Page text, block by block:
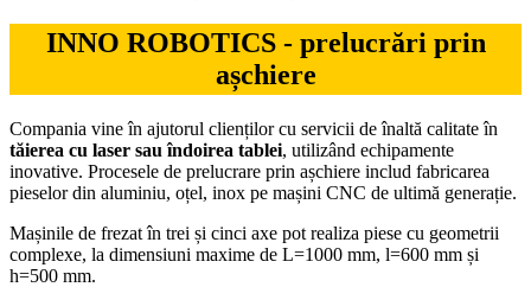
INNO ROBOTICS - prelucrări prin
așchiere
Compania vine în ajutorul clienților cu servicii de înaltă calitate în
tăierea cu laser sau îndoirea tablei, utilizând echipamente
inovative. Procesele de prelucrare prin așchiere includ fabricarea
pieselor din aluminiu, oțel, inox pe mașini CNC de ultimă generație.
Mașinile de frezat în trei și cinci axe pot realiza piese cu geometrii
complexe, la dimensiuni maxime de L=1000 mm, l=600 mm și
h=500 mm.